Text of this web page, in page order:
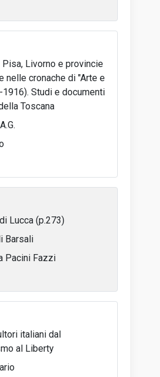
Pisa, Livorno e provincie
nelle cronache di "Arte e
Studi e documenti
Toscana
Lucca (p.273)
Barsali
Pacini Fazzi
italiani dal
al Liberty